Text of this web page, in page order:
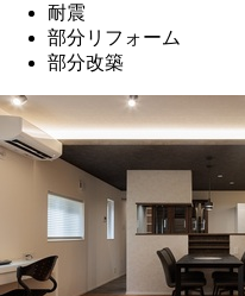
耐震
部分リフォーム
部分改築